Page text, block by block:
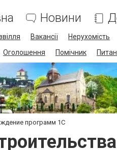
Новини
Вакансії Нерухомість
Оголошення Помічник
программ 1С